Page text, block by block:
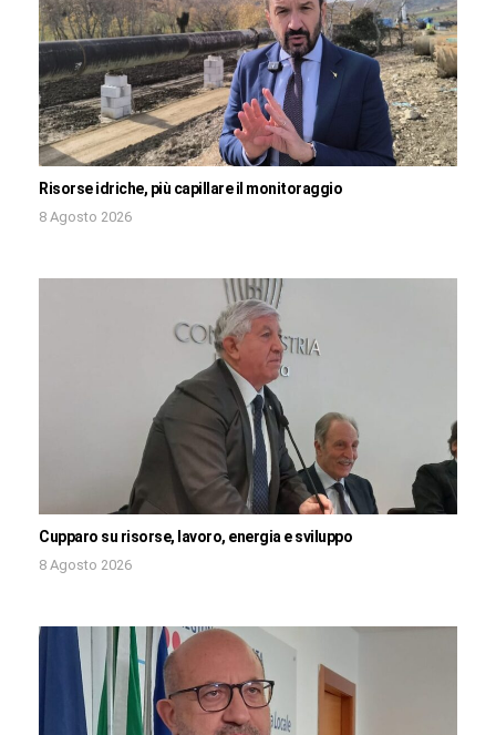
Risorse idriche, più capillare il monitoraggio
8 Agosto 2026
Cupparo su risorse, lavoro, energia e sviluppo
8 Agosto 2026